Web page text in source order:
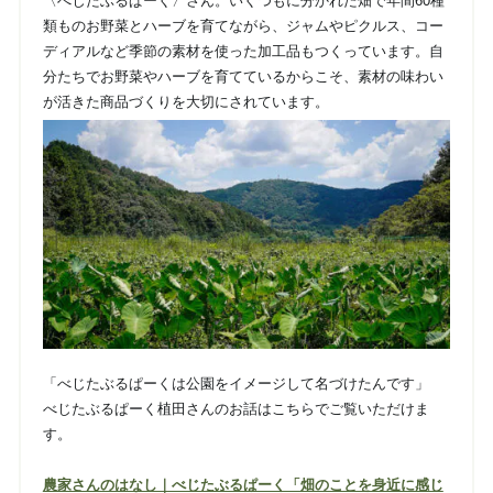
類ものお野菜とハーブを育てながら、ジャムやピクルス、コー
ディアルなど季節の素材を使った加工品もつくっています。自
分たちでお野菜やハーブを育てているからこそ、素材の味わい
が活きた商品づくりを大切にされています。
「べじたぶるぱーくは公園をイメージして名づけたんです」
べじたぶるぱーく植田さんのお話はこちらでご覧いただけま
す。
農家さんのはなし｜べじたぶるぱーく「畑のことを身近に感じ